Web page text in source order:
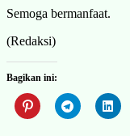
Semoga bermanfaat.
(Redaksi)
Bagikan ini: